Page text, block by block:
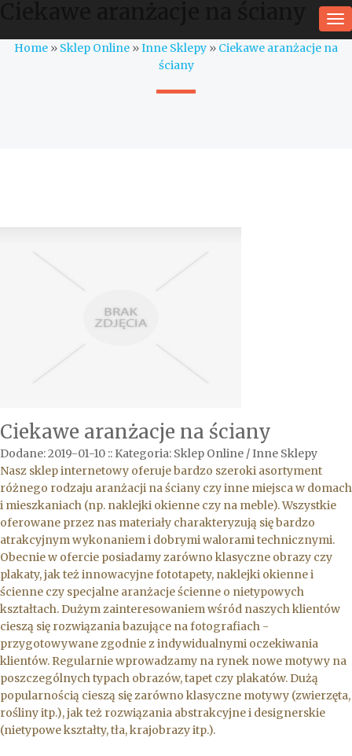
Home » Sklep Online »Inne Sklepy » Ciekawe aranżacje na
ściany
Ciekawe aranżacje na ściany
Dodane: 2019-01-10 :: Kategoria: Sklep Online / Inne Sklepy
Nasz sklep internetowy oferuje bardzo szeroki asortyment
różnego rodzaju aranżacji na ściany czy inne miejsca w domach
i mieszkaniach (np. naklejki okienne czy na meble). Wszystkie
oferowane przez nas materiały charakteryzują się bardzo
atrakcyjnym wykonaniem i dobrymi walorami technicznymi.
Obecnie w ofercie posiadamy zarówno klasyczne obrazy czy
plakaty, jak też innowacyjne fototapety, naklejki okienne i
ścienne czy specjalne aranżacje ścienne o nietypowych
kształtach. Dużym zainteresowaniem wśród naszych klientów
cieszą się rozwiązania bazujące na fotografiach -
przygotowywane zgodnie z indywidualnymi oczekiwania
klientów. Regularnie wprowadzamy na rynek nowe motywy na
poszczególnych typach obrazów, tapet czy plakatów. Dużą
popularnością cieszą się zarówno klasyczne motywy (zwierzęta,
rośliny itp.), jak też rozwiązania abstrakcyjne i designerskie
(nietypowe kształty, tła, krajobrazy itp.).